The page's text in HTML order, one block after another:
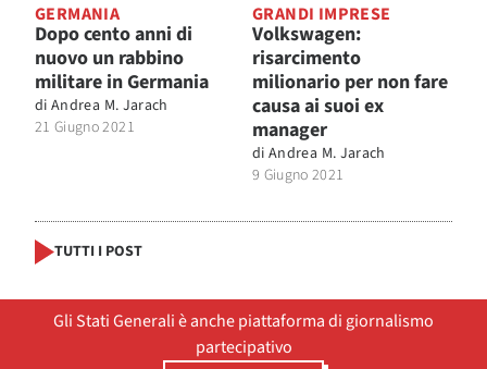
GERMANIA
Dopo cento anni di
nuovo un rabbino
militare in Germania
di Andrea M. Jarach
21 Giugno 2021
GRANDI IMPRESE
Volkswagen:
risarcimento
milionario per non fare
causa ai suoi ex
manager
di Andrea M. Jarach
9 Giugno 2021
TUTTI I POST
Gli Stati Generali è anche piattaforma di giornalismo
partecipativo